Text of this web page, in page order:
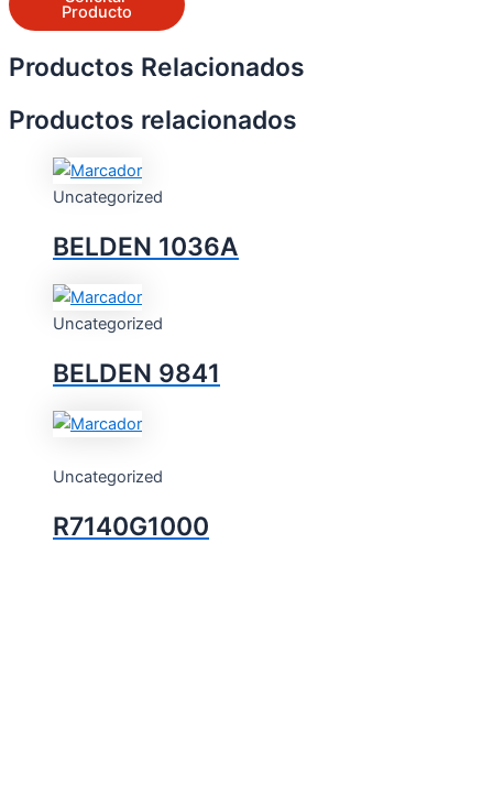
Producto
Productos Relacionados
Productos relacionados
Uncategorized
BELDEN 1036A
Uncategorized
BELDEN 9841
Uncategorized
R7140G1000